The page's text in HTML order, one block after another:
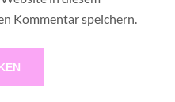
Kommentar speichern.